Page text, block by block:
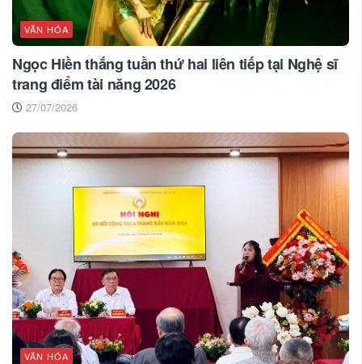
VĂN HÓA
Ngọc Hiền thắng tuần thứ hai liên tiếp tại Nghệ sĩ
trang điểm tài năng 2026
27/07/2026
VĂN HÓA